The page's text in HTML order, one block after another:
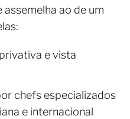
ao de um
e vista
chefs especializados
e internacional